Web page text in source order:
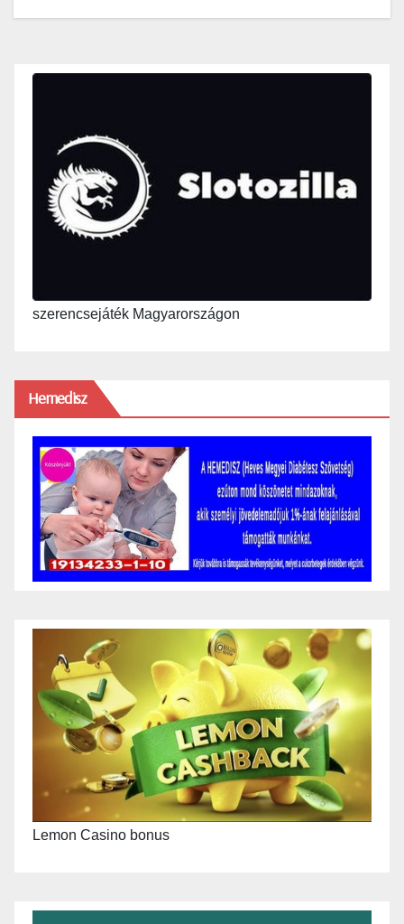
szerencsejáték Magyarországon
Hemedisz
Lemon Casino bonus